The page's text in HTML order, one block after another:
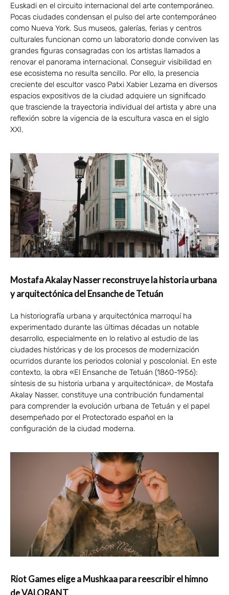
Euskadi en el circuito internacional del arte contemporáneo.
Pocas ciudades condensan el pulso del arte contemporáneo
como Nueva York. Sus museos, galerías, ferias y centros
culturales funcionan como un laboratorio donde conviven las
grandes figuras consagradas con los artistas llamados a
renovar el panorama internacional. Conseguir visibilidad en
ese ecosistema no resulta sencillo. Por ello, la presencia
creciente del escultor vasco Patxi Xabier Lezama en diversos
espacios expositivos de la ciudad adquiere un significado
que trasciende la trayectoria individual del artista y abre una
reflexión sobre la vigencia de la escultura vasca en el siglo
XXI.
Mostafa Akalay Nasser reconstruye la historia urbana
y arquitectónica del Ensanche de Tetuán
La historiografía urbana y arquitectónica marroquí ha
experimentado durante las últimas décadas un notable
desarrollo, especialmente en lo relativo al estudio de las
ciudades históricas y de los procesos de modernización
ocurridos durante los periodos colonial y poscolonial. En este
contexto, la obra «El Ensanche de Tetuán (1860-1956):
síntesis de su historia urbana y arquitectónica», de Mostafa
Akalay Nasser, constituye una contribución fundamental
para comprender la evolución urbana de Tetuán y el papel
desempeñado por el Protectorado español en la
configuración de la ciudad moderna.
Riot Games elige a Mushkaa para reescribir el himno
de VALORANT